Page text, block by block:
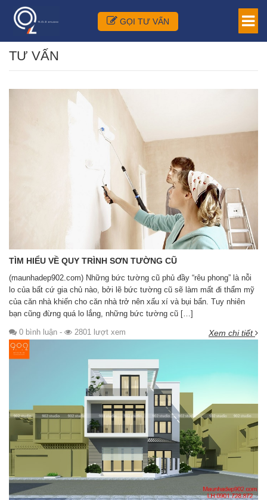
GỌI TƯ VẤN
TƯ VẤN
TÌM HIỂU VỀ QUY TRÌNH SƠN TƯỜNG CŨ
(maunhadep902.com) Những bức tường cũ phủ đầy “rêu phong” là nỗi
lo của bất cứ gia chủ nào, bởi lẽ bức tường cũ sẽ làm mất đi thẩm mỹ
của căn nhà khiến cho căn nhà trở nên xấu xí và bụi bẩn. Tuy nhiên
bạn cũng đừng quá lo lắng, những bức tường cũ […]
0 bình luận - 2801 lượt xem Xem chi tiết